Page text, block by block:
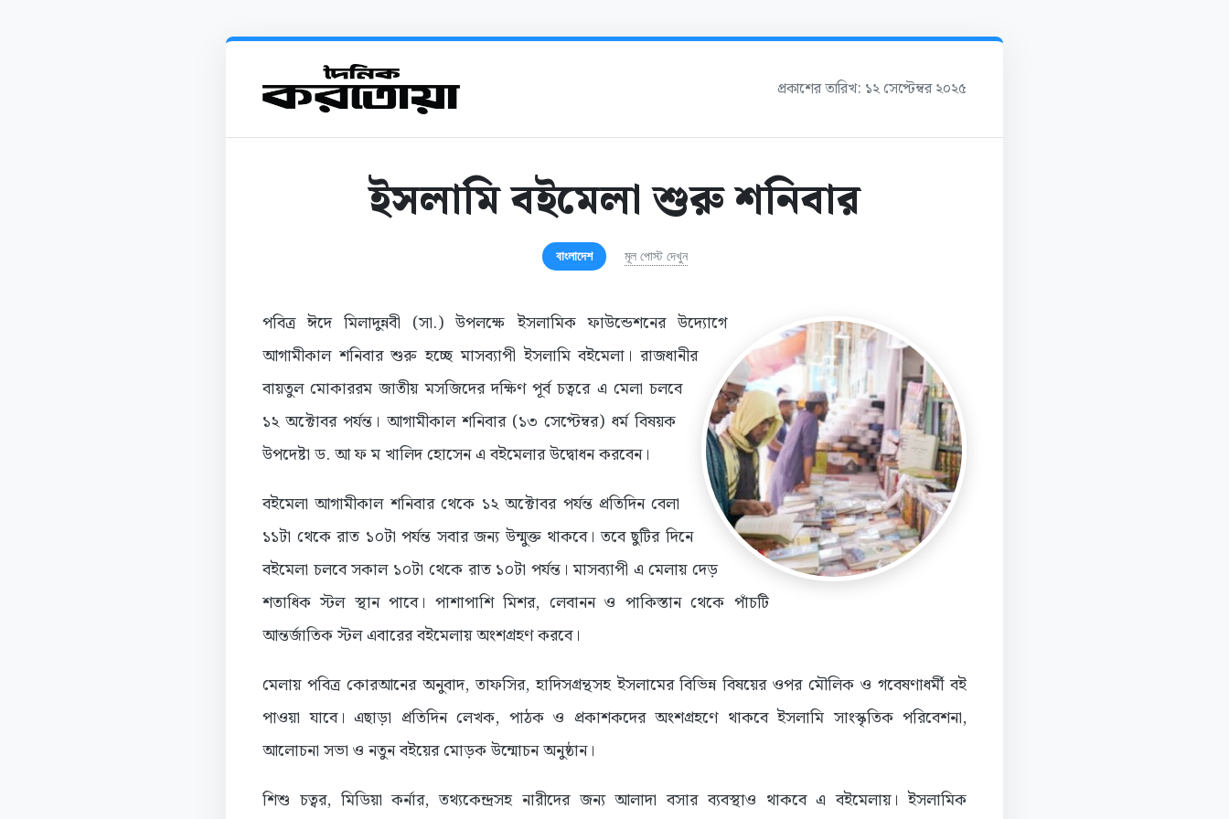
প্রকাশের তারিখ: ১২ সেপ্টেম্বর ২০২৫
ইসলামি বইমেলা শুরু শনিবার
বাংলাদেশ মূল পোস্ট দেখুন
পবিত্র ঈদে মিলাদুন্নবী (সা.) উপলক্ষে ইসলামিক ফাউন্ডেশনের উদ্যোগে
আগামীকাল শনিবার শুরু হচ্ছে মাসব্যাপী ইসলামি বইমেলা। রাজধানীর
বায়তুল মোকাররম জাতীয় মসজিদের দক্ষিণ পূর্ব চত্বরে এ মেলা চলবে
১২ অক্টোবর পর্যন্ত। আগামীকাল শনিবার (১৩ সেপ্টেম্বর) ধর্ম বিষয়ক
উপদেষ্টা ড. আ ফ ম খালিদ হোসেন এ বইমেলার উদ্বোধন করবেন।
বইমেলা আগামীকাল শনিবার থেকে ১২ অক্টোবর পর্যন্ত প্রতিদিন বেলা
১১টা থেকে রাত ১০টা পর্যন্ত সবার জন্য উন্মুক্ত থাকবে। তবে ছুটির দিনে
বইমেলা চলবে সকাল ১০টা থেকে রাত ১০টা পর্যন্ত। মাসব্যাপী এ মেলায় দেড়
শতাধিক স্টল স্থান পাবে। পাশাপাশি মিশর, লেবানন ও পাকিস্তান থেকে পাঁচটি
আন্তর্জাতিক স্টল এবারের বইমেলায় অংশগ্রহণ করবে।
মেলায় পবিত্র কোরআনের অনুবাদ, তাফসির, হাদিসগ্রন্থসহ ইসলামের বিভিন্ন বিষয়ের ওপর মৌলিক ও গবেষণাধর্মী বই
পাওয়া যাবে। এছাড়া প্রতিদিন লেখক, পাঠক ও প্রকাশকদের অংশগ্রহণে থাকবে ইসলামি সাংস্কৃতিক পরিবেশনা,
আলোচনা সভা ও নতুন বইয়ের মোড়ক উন্মোচন অনুষ্ঠান।
শিশু চত্বর, মিডিয়া কর্নার, তথ্যকেন্দ্রসহ নারীদের জন্য আলাদা বসার ব্যবস্থাও থাকবে এ বইমেলায়। ইসলামিক